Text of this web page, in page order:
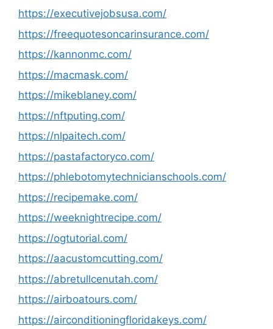
https://executivejobsusa.com/
https://freequotesoncarinsurance.com/
https://kannonmc.com/
https://macmask.com/
https://mikeblaney.com/
https://nftputing.com/
https://nlpaitech.com/
https://pastafactoryco.com/
https://phlebotomytechnicianschools.com/
https://recipemake.com/
https://weeknightrecipe.com/
https://ogtutorial.com/
https://aacustomcutting.com/
https://abretullcenutah.com/
https://airboatours.com/
https://airconditioningfloridakeys.com/